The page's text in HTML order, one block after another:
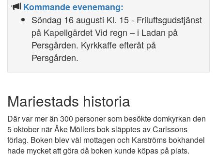
Kommande evenemang:
Söndag 16 augusti Kl. 15 - Friluftsgudstjänst
på Kapellgärdet Vid regn – i Ladan på
Persgården. Kyrkkaffe efteråt på
Persgården.
Mariestads historia
Där var mer än 300 personer som besökte domkyrkan den
5 oktober när Åke Möllers bok släpptes av Carlssons
förlag. Boken blev väl mottagen och Karströms bokhandel
hade mycket att göra då boken kunde köpas på plats.